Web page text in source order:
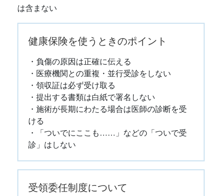
は含まない
健康保険を使うときのポイント
・負傷の原因は正確に伝える
・医療機関との重複・並行受診をしない
・領収証は必ず受け取る
・提出する書類は白紙で署名しない
・施術が長期にわたる場合は医師の診断を受
ける
・「ついでにここも……」などの「ついで受
診」はしない
受領委任制度について